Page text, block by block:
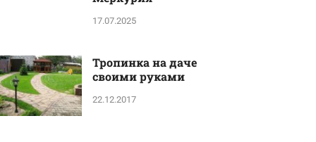
17.07.2025
Тропинка на даче
своими руками
22.12.2017